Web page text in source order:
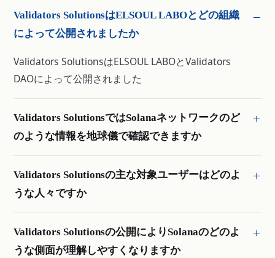
Validators SolutionsはELSOUL LABOとどの組織
によって公開されましたか
Validators SolutionsはELSOUL LABOとValidators
DAOによって公開されました
Validators SolutionsではSolanaネットワークのど
のような情報を地球儀で確認できますか
Validators Solutionsの主な対象ユーザーはどのよ
うな人々ですか
Validators Solutionsの公開によりSolanaのどのよ
うな側面が理解しやすくなりますか